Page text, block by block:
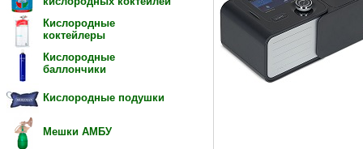
Кислородные
коктейлеры
Кислородные
баллончики
Кислородные подушки
Мешки АМБУ